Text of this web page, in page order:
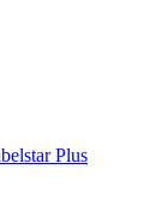
Plus